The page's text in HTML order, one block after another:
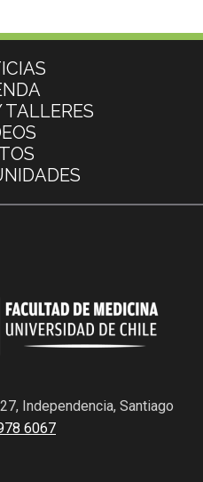
TALLERES
Independencia, Santiago
6067